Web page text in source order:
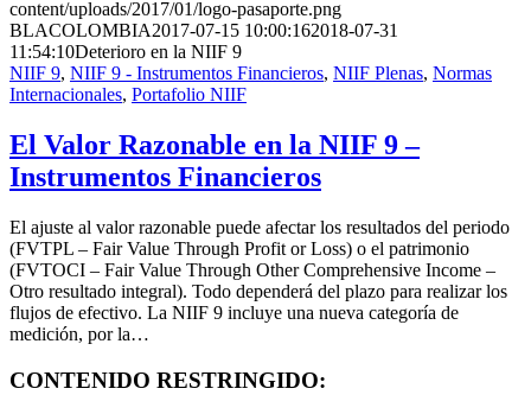
content/uploads/2017/01/logo-pasaporte.png
BLACOLOMBIA2017-07-15 10:00:162018-07-31
11:54:10Deterioro en la NIIF 9
NIIF 9, NIIF 9 - Instrumentos Financieros, NIIF Plenas, Normas
Internacionales, Portafolio NIIF
El Valor Razonable en la NIIF 9 –
Instrumentos Financieros
El ajuste al valor razonable puede afectar los resultados del periodo
(FVTPL – Fair Value Through Profit or Loss) o el patrimonio
(FVTOCI – Fair Value Through Other Comprehensive Income –
Otro resultado integral). Todo dependerá del plazo para realizar los
flujos de efectivo. La NIIF 9 incluye una nueva categoría de
medición, por la…
CONTENIDO RESTRINGIDO: